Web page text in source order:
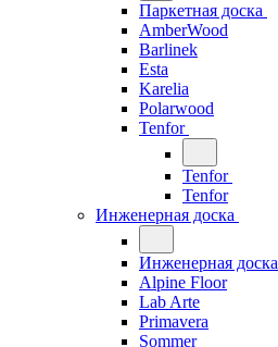
Паркетная доска
AmberWood
Barlinek
Esta
Karelia
Polarwood
Tenfor
Tenfor
Tenfor
Инженерная доска
Инженерная доска
Alpine Floor
Lab Arte
Primavera
Sommer